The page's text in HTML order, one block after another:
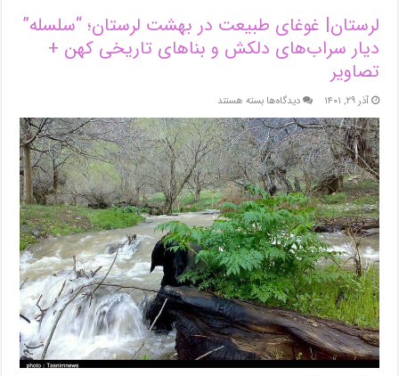
لرستان| غوغای طبیعت در بهشت لرستان؛ “سلسله”
دیار سراب‌های دلکش و بناهای تاریخی کهن +
تصاویر
آذر ۲۹, ۱۴۰۱ دیدگاه‌هابرای
لرستان|
غوغای
طبیعت
در
بهشت
لرستان؛
“سلسله”
دیار
سراب‌های
دلکش
و
بناهای
تاریخی
کهن
+
تصاویر
بسته هستند